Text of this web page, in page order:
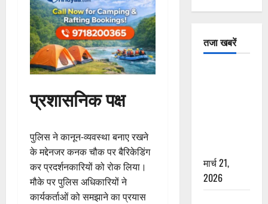
प्रशासनिक पक्ष
पुलिस ने कानून-व्यवस्था बनाए रखने
के मद्देनजर कनक चौक पर बैरिकेडिंग
कर प्रदर्शनकारियों को रोक लिया।
मौके पर पुलिस अधिकारियों ने
कार्यकर्ताओं को समझाने का प्रयास
तजा खबरें
मार्च 21,
2026